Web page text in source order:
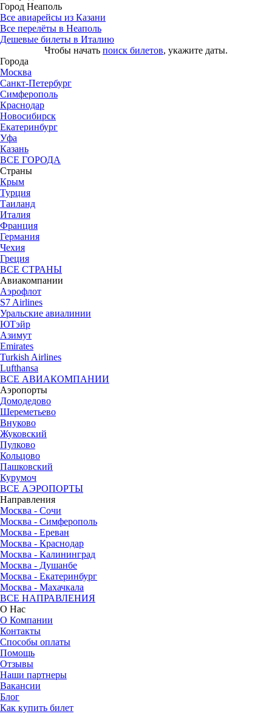
Город Неаполь
Все авиарейсы из Казани
Все перелёты в Неаполь
Дешевые билеты в Италию
Чтобы начать поиск билетов, укажите даты.
Города
Москва
Санкт-Петербург
Симферополь
Краснодар
Новосибирск
Екатеринбург
Уфа
Казань
ВСЕ ГОРОДА
Страны
Крым
Турция
Таиланд
Италия
Франция
Германия
Чехия
Греция
ВСЕ СТРАНЫ
Авиакомпании
Аэрофлот
S7 Airlines
Уральские авиалинии
ЮТэйр
Азимут
Emirates
Turkish Airlines
Lufthansa
ВСЕ АВИАКОМПАНИИ
Аэропорты
Домодедово
Шереметьево
Внуково
Жуковский
Пулково
Кольцово
Пашковский
Курумоч
ВСЕ АЭРОПОРТЫ
Направления
Москва - Сочи
Москва - Симферополь
Москва - Ереван
Москва - Краснодар
Москва - Калининград
Москва - Душанбе
Москва - Екатеринбург
Москва - Махачкала
ВСЕ НАПРАВЛЕНИЯ
О Нас
О Компании
Контакты
Способы оплаты
Помощь
Отзывы
Наши партнеры
Вакансии
Блог
Как купить билет